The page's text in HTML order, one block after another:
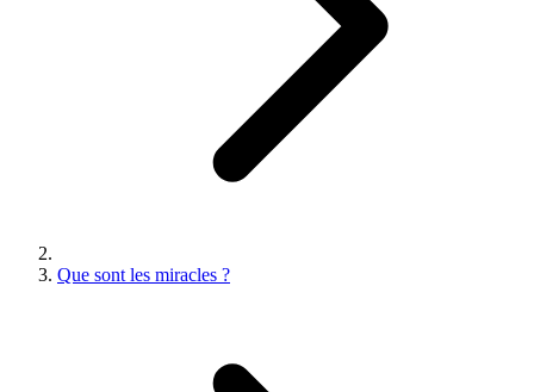
Que sont les miracles ?